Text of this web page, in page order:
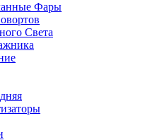
Фары
Света